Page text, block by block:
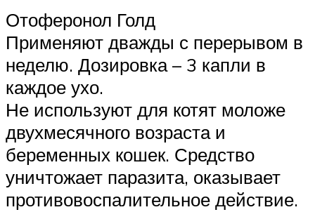
Отоферонол Голд
Применяют дважды с перерывом в
неделю. Дозировка – 3 капли в
каждое ухо.
Не используют для котят моложе
двухмесячного возраста и
беременных кошек. Средство
уничтожает паразита, оказывает
противовоспалительное действие.